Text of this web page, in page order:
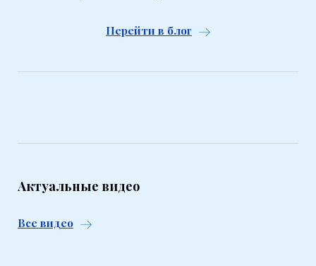
Перейти в блог
Актуальные видео
Все видео